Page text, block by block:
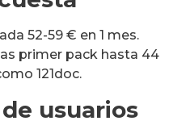
52-59 € en 1 mes.
primer pack hasta 44
121doc.
usuarios